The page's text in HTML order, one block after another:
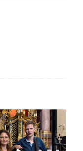
Geheimtipp für die
Trauung
Wir...